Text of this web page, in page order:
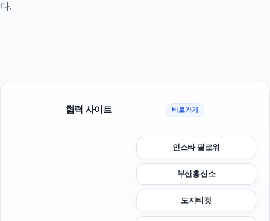
다.
협력 사이트 바로가기
인스타 팔로워
부산흥신소
도지티켓